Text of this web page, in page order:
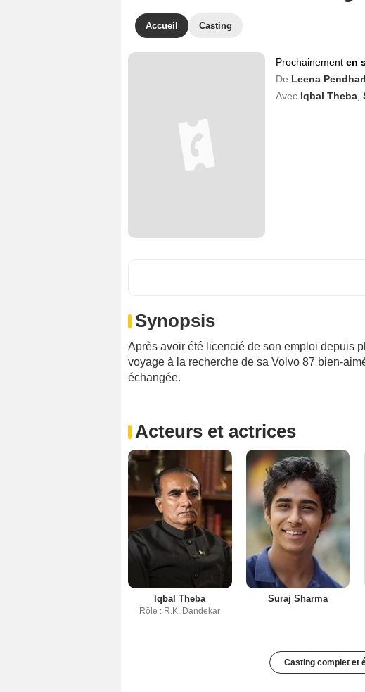
Accueil Casting
Prochainement en
De Leena
Avec Iqbal Theba
Synopsis
Après avoir été licencié de son emploi depuis
voyage à la recherche de sa Volvo 87 bien-
échangée.
Acteurs et actrices
Iqbal Theba
Rôle : R.K. Dandekar
Suraj Sharma
Casting complet et